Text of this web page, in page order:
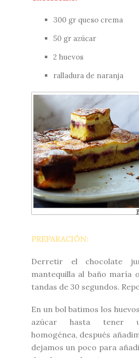
300 gr queso crema
50 gr azúcar
2 huevos
ralladura de naranja
PREPARACIÓN:
Derretir el chocolate
mantequilla al baño maría
tandas de 30 segundos.
En un bol batimos los
azúcar hasta tener
homogénea, después
dejamos un poco para